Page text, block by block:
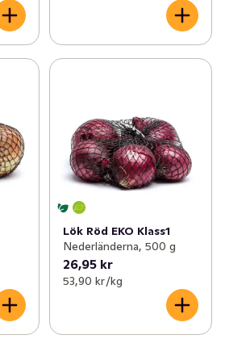
Lök Röd EKO Klass1
Nederländerna, 500 g
26,95 kr
53,90 kr /kg